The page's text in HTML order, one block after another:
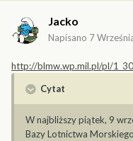
Jacko
Napisano 7
http://blmw.wp.mil.pl/pl/
Cytat
W najbliższy piątek, 9
Bazy Lotnictwa